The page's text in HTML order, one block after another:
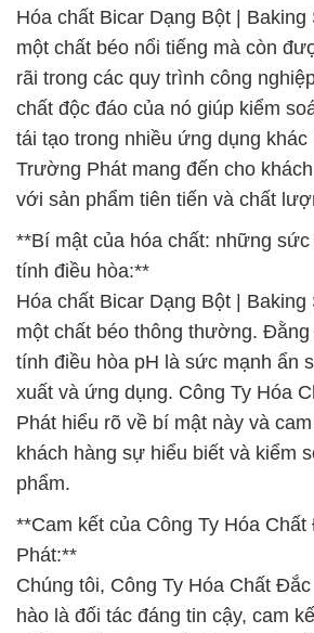
Hóa chất Bicar Dạng Bột | Baking
một chất béo nổi tiếng mà còn
rãi trong các quy trình công
chất độc đáo của nó giúp kiểm
tái tạo trong nhiều ứng dụng
Trường Phát mang đến cho
với sản phẩm tiên tiến và chất
**Bí mật của hóa chất: những
tính điều hòa:**
Hóa chất Bicar Dạng Bột | Baking
một chất béo thông thường.
tính điều hòa pH là sức mạnh ẩn
xuất và ứng dụng. Công Ty Hóa
Phát hiểu rõ về bí mật này và
khách hàng sự hiểu biết và kiểm
phẩm.
**Cam kết của Công Ty Hóa
Phát:**
Chúng tôi, Công Ty Hóa Chất
hào là đối tác đáng tin cậy, cam